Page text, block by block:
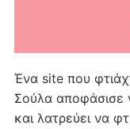
Ένα site που
Σούλα αποφάσισε
και λατρεύει να